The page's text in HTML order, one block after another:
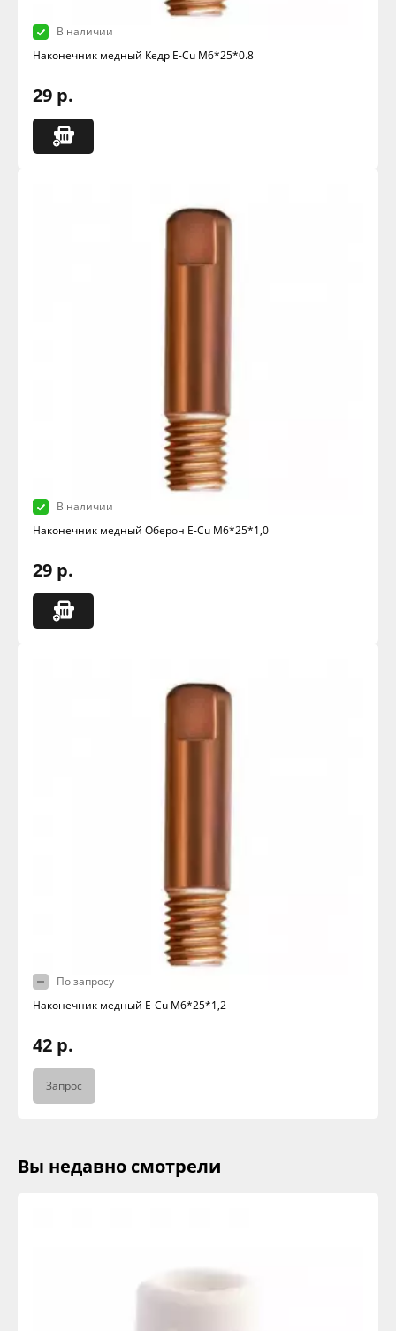
В наличии
Наконечник медный Кедр E-Cu M6*25*0.8
29 р.
В наличии
Наконечник медный Оберон E-Cu M6*25*1,0
29 р.
По запросу
Наконечник медный E-Cu M6*25*1,2
42 р.
Запрос
Вы недавно смотрели